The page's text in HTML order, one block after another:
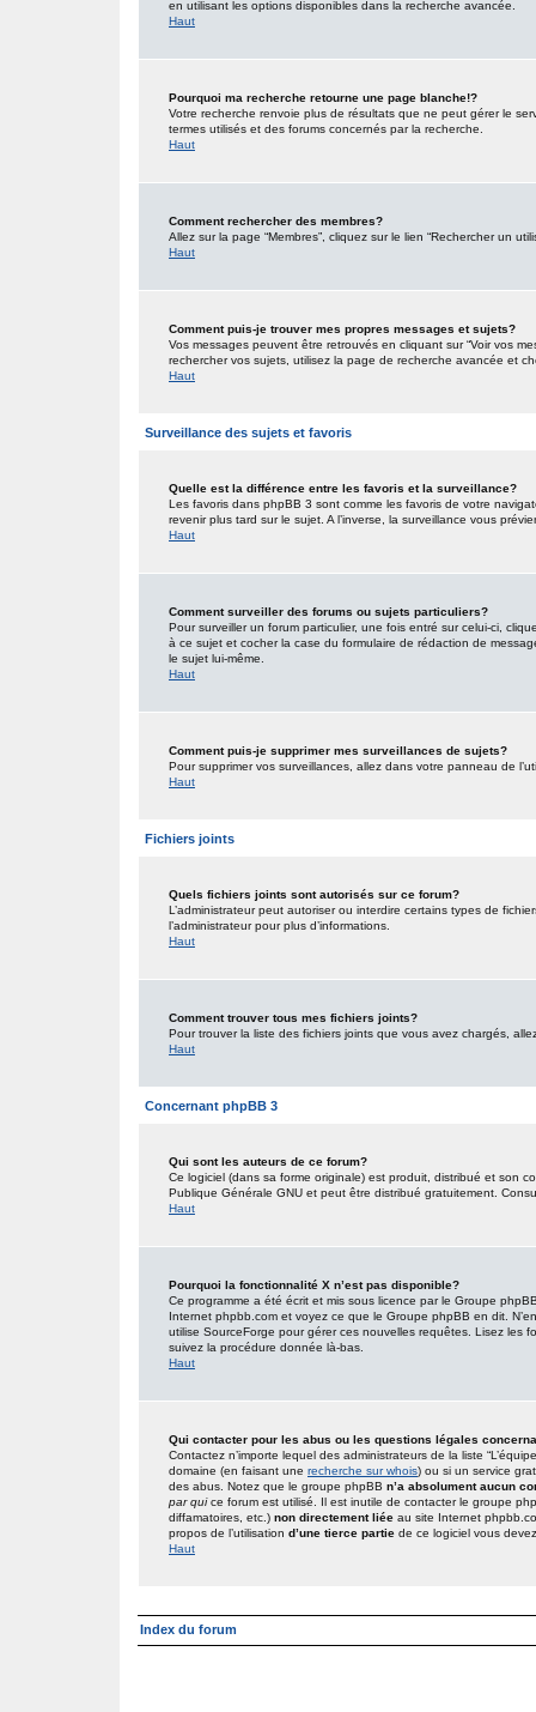
en utilisant les options disponibles dans la recherche avancée.
Haut
Pourquoi ma recherche retourne une page blanche!?
Votre recherche renvoie plus de résultats que ne peut gérer le
termes utilisés et des forums concernés par la recherche.
Haut
Comment rechercher des membres?
Allez sur la page “Membres”, cliquez sur le lien “Rechercher un
Haut
Comment puis-je trouver mes propres messages et sujets?
Vos messages peuvent être retrouvés en cliquant sur “Voir vos
rechercher vos sujets, utilisez la page de recherche avancée et
Haut
Surveillance des sujets et favoris
Quelle est la différence entre les favoris et la surveillance?
Les favoris dans phpBB 3 sont comme les favoris de votre
revenir plus tard sur le sujet. A l’inverse, la surveillance vous
Haut
Comment surveiller des forums ou sujets particuliers?
Pour surveiller un forum particulier, une fois entré sur celui-ci,
à ce sujet et cocher la case du formulaire de rédaction de
le sujet lui-même.
Haut
Comment puis-je supprimer mes surveillances de sujets?
Pour supprimer vos surveillances, allez dans votre panneau de
Haut
Fichiers joints
Quels fichiers joints sont autorisés sur ce forum?
L’administrateur peut autoriser ou interdire certains types de
l’administrateur pour plus d’informations.
Haut
Comment trouver tous mes fichiers joints?
Pour trouver la liste des fichiers joints que vous avez chargés,
Haut
Concernant phpBB 3
Qui sont les auteurs de ce forum?
Ce logiciel (dans sa forme originale) est produit, distribué et son
Publique Générale GNU et peut être distribué gratuitement.
Haut
Pourquoi la fonctionnalité X n’est pas disponible?
Ce programme a été écrit et mis sous licence par le Groupe
Internet phpbb.com et voyez ce que le Groupe phpBB en dit.
utilise SourceForge pour gérer ces nouvelles requêtes. Lisez les
suivez la procédure donnée là-bas.
Haut
Qui contacter pour les abus ou les questions légales
Contactez n’importe lequel des administrateurs de la liste
domaine (en faisant une recherche sur whois) ou si un service
des abus. Notez que le groupe phpBB n’a absolument aucun
par quice forum est utilisé. Il est inutile de contacter le groupe
diffamatoires, etc.) non directement liée au site Internet
propos de l’utilisation d’une tierce partie de ce logiciel vous
Haut
Index du forum